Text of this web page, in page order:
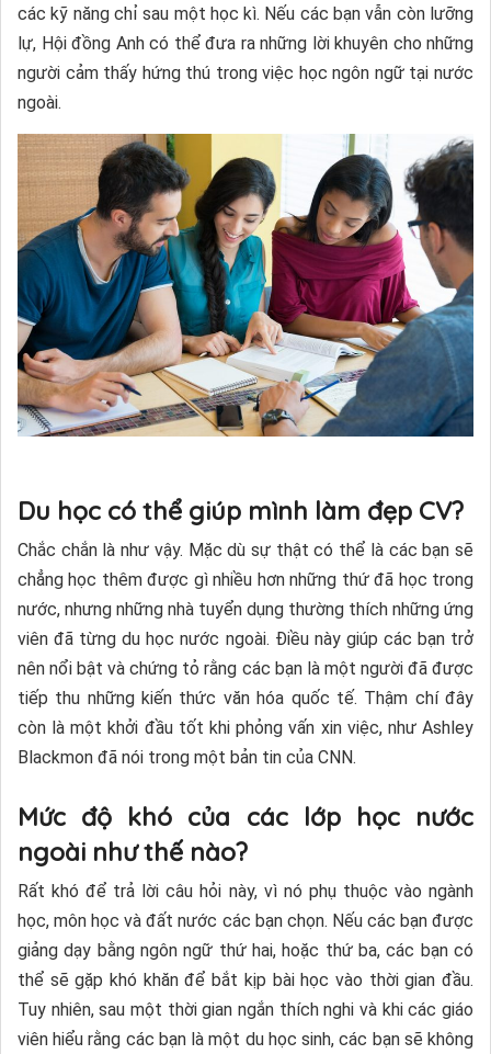
các kỹ năng chỉ sau một học kì. Nếu các bạn vẫn còn lưỡng
lự, Hội đồng Anh có thể đưa ra những lời khuyên cho những
người cảm thấy hứng thú trong việc học ngôn ngữ tại nước
ngoài.
Du học có thể giúp mình làm đẹp CV?
Chắc chắn là như vậy. Mặc dù sự thật có thể là các bạn sẽ
chẳng học thêm được gì nhiều hơn những thứ đã học trong
nước, nhưng những nhà tuyển dụng thường thích những ứng
viên đã từng du học nước ngoài. Điều này giúp các bạn trở
nên nổi bật và chứng tỏ rằng các bạn là một người đã được
tiếp thu những kiến thức văn hóa quốc tế. Thậm chí đây
còn là một khởi đầu tốt khi phỏng vấn xin việc, như Ashley
Blackmon đã nói trong một bản tin của CNN.
Mức độ khó của các lớp học nước
ngoài như thế nào?
Rất khó để trả lời câu hỏi này, vì nó phụ thuộc vào ngành
học, môn học và đất nước các bạn chọn. Nếu các bạn được
giảng dạy bằng ngôn ngữ thứ hai, hoặc thứ ba, các bạn có
thể sẽ gặp khó khăn để bắt kịp bài học vào thời gian đầu.
Tuy nhiên, sau một thời gian ngắn thích nghi và khi các giáo
viên hiểu rằng các bạn là một du học sinh, các bạn sẽ không